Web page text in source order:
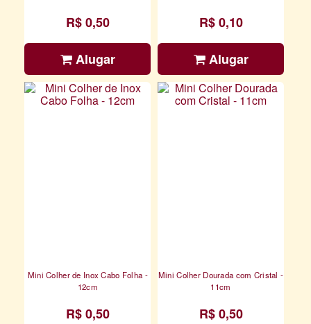
R$ 0,50
Alugar
R$ 0,10
Alugar
Mini Colher de Inox Cabo Folha -
12cm
R$ 0,50
Mini Colher Dourada com Cristal -
11cm
R$ 0,50